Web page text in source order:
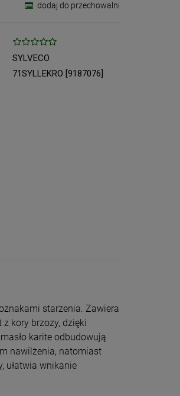
dodaj do przechowalni
SYLVECO
71SYLLEKRO [9187076]
starzenia. Zawiera
kory brzozy, dzięki
karite odbudowują
nawilżenia, natomiast
ułatwia wnikanie